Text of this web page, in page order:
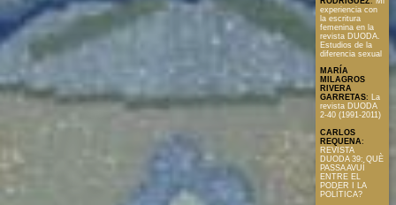
experiencia con
la escritura
femenina en la
revista DUODA.
Estudios de la
diferencia sexual
MARÍA
MILAGROS
RIVERA
GARRETAS: La
revista DUODA
2-40 (1991-2011)
CARLOS
REQUENA:
REVISTA
DUODA 39: QUÈ
PASSA AVUÍ
ENTRE EL
PODER I LA
POLÍTICA?